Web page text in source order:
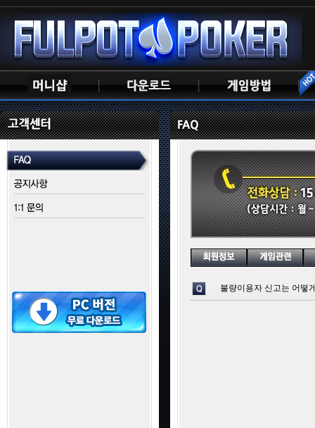
불량이용자 신고는 어떻